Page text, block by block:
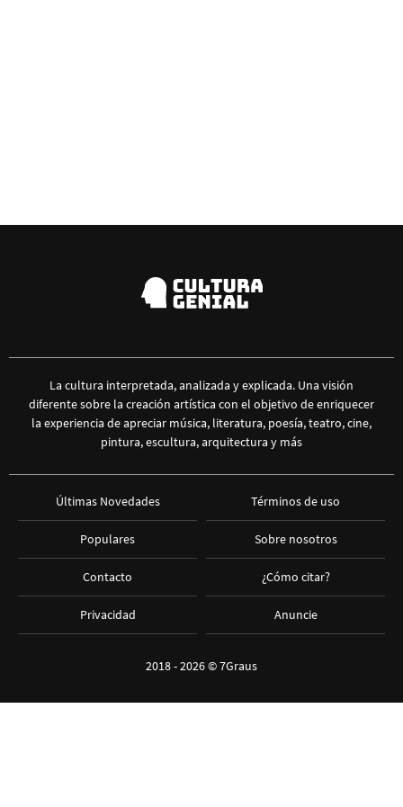
La cultura interpretada, analizada y explicada. Una visión
diferente sobre la creación artística con el objetivo de enriquecer
la experiencia de apreciar música, literatura, poesía, teatro, cine,
pintura, escultura, arquitectura y más
Últimas Novedades
Populares
Contacto
Privacidad
Términos de uso
Sobre nosotros
¿Cómo citar?
Anuncie
2018 - 2026 ©7Graus